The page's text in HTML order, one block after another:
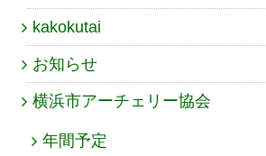
kakokutai
お知らせ
横浜市アーチェリー協会
年間予定